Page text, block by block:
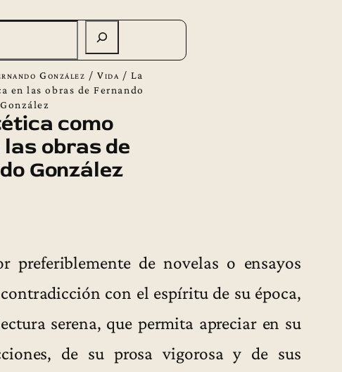
González /Vida / La
en las obras de Fernando
González
como
obras de
González
preferiblemente de novelas o ensayos
con el espíritu de su época,
serena, que permita apreciar en su
de su prosa vigorosa y de sus